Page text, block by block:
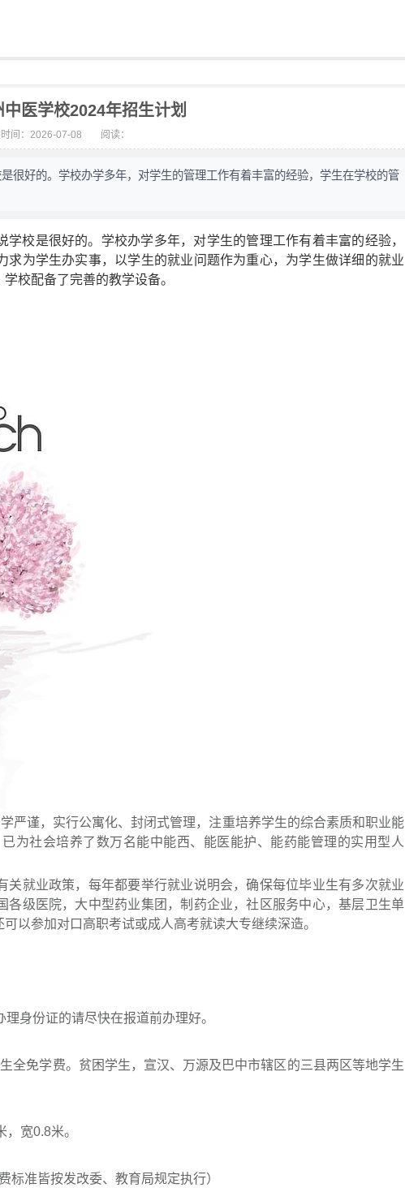
中医学校2024年招生计划
间：2026-07-08 阅读：
很好的。学校办学多年，对学生的管理工作有着丰富的经验，学生在学校的管
校是很好的。学校办学多年，对学生的管理工作有着丰富的经验，
为学生办实事，以学生的就业问题作为重心，为学生做详细的就业
校配备了完善的教学设备。
严谨，实行公寓化、封闭式管理，注重培养学生的综合素质和职业能
为社会培养了数万名能中能西、能医能护、能药能管理的实用型人
就业政策，每年都要举行就业说明会，确保每位毕业生有多次就业
级医院，大中型药业集团，制药企业，社区服务中心，基层卫生单
以参加对口高职考试或成人高考就读大专继续深造。
身份证的请尽快在报道前办理好。
全免学费。贫困学生，宣汉、万源及巴中市辖区的三县两区等地学生
宽0.8米。
标准皆按发改委、教育局规定执行）